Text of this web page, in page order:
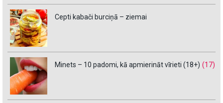
Cepti kabači burciņā – ziemai
Minets – 10 padomi, kā apmierināt vīrieti (18+) (17)